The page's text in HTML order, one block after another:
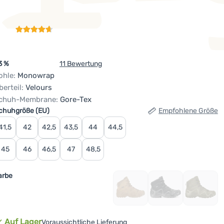
% 11 Bewertung
Monowrap
Velours
Membrane: Gore-Tex
wählen
(EU)
Empfohlene Größe
42 42,5 43,5 44 44,5
45 46 46,5 47 48,5
Auf LagerVoraussichtliche Lieferung